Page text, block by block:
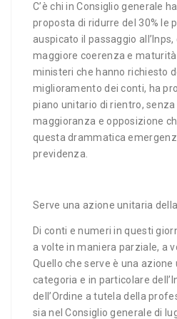
C’è chi in Consiglio generale
proposta di ridurre del 30% le
auspicato il passaggio
maggiore coerenza e
ministeri che hanno richiesto
miglioramento dei conti, ha
piano unitario di rientro, senza
maggioranza e opposizione
questa drammatica
previdenza.
Serve una azione unitaria
Di conti e numeri in questi
a volte in maniera parziale, a
Quello che serve è una azione
categoria e in particolare
dell’Ordine a tutela della
sia nel Consiglio generale di